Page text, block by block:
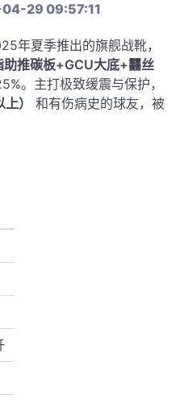
29 09:57:11
年夏季推出的旗舰战靴，
推碳板+GCU大底+䨻丝
。主打极致缓震与保护，
）
和有伤病史的球友，被